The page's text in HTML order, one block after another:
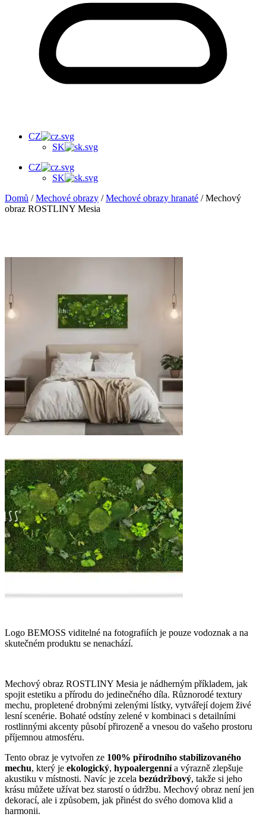
CZ
SK
CZ
SK
Domů /Mechové obrazy /Mechové obrazy hranaté / Mechový
obraz ROSTLINY Mesia
Logo BEMOSS viditelné na fotografiích je pouze vodoznak a na
skutečném produktu se nenachází.
Mechový obraz ROSTLINY Mesia je nádherným příkladem, jak
spojit estetiku a přírodu do jedinečného díla. Různorodé textury
mechu, propletené drobnými zelenými lístky, vytvářejí dojem živé
lesní scenérie. Bohaté odstíny zelené v kombinaci s detailními
rostlinnými akcenty působí přirozeně a vnesou do vašeho prostoru
příjemnou atmosféru.
Tento obraz je vytvořen ze 100% přírodního stabilizovaného
mechu, který je ekologický, hypoalergennía výrazně zlepšuje
akustiku v místnosti. Navíc je zcela bezúdržbový, takže si jeho
krásu můžete užívat bez starostí o údržbu. Mechový obraz není jen
dekorací, ale i způsobem, jak přinést do svého domova klid a
harmonii.